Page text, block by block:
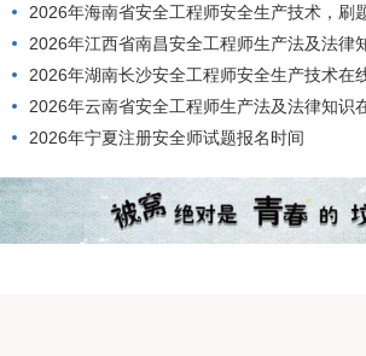
2026年海南省安全工程师安全生产技术，刷
2026年江西省南昌安全工程师生产法及法律
2026年湖南长沙安全工程师安全生产技术在
2026年云南省安全工程师生产法及法律知识
2026年宁夏注册安全师试题报名时间